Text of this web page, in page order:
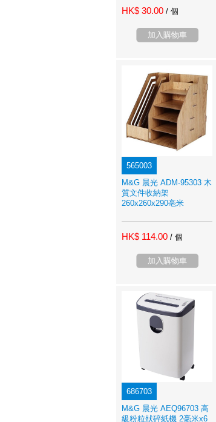
HK$ 30.00 / 個
加入購物車
565003
M&G 晨光 ADM-95303 木
質文件收納架
260x260x290亳米
HK$ 114.00 / 個
加入購物車
686703
M&G 晨光 AEQ96703 高
級粉粒狀碎紙機 2毫米x6